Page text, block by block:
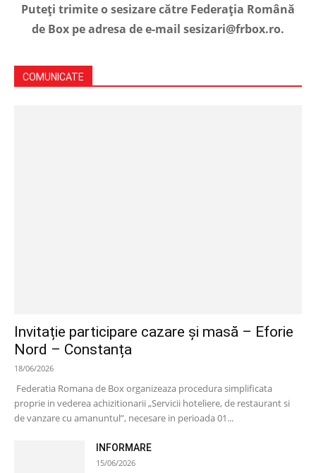
Puteți trimite o sesizare către Federația Română
de Box pe adresa de e-mail sesizari@frbox.ro.
COMUNICATE
Invitație participare cazare și masă – Eforie
Nord – Constanța
18/06/2026
Federatia Romana de Box organizeaza procedura simplificata
proprie in vederea achizitionarii „Servicii hoteliere, de restaurant si
de vanzare cu amanuntul”, necesare in perioada 01...
INFORMARE
15/06/2026